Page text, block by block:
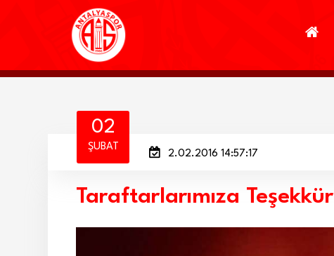
02
ŞUBAT
2.02.2016 14:57:17
Taraftarlarımıza Teşekkür